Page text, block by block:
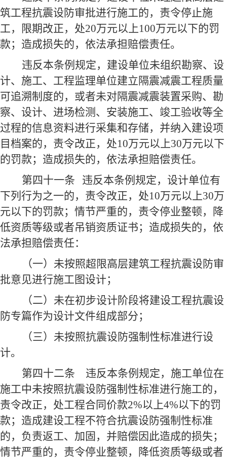
筑工程抗震设防审批进行施工的，责令停止施
工，限期改正，处20万元以上100万元以下的罚
款；造成损失的，依法承担赔偿责任。
违反本条例规定，建设单位未组织勘察、设
计、施工、工程监理单位建立隔震减震工程质量
可追溯制度的，或者未对隔震减震装置采购、勘
察、设计、进场检测、安装施工、竣工验收等全
过程的信息资料进行采集和存储，并纳入建设项
目档案的，责令改正，处10万元以上30万元以下
的罚款；造成损失的，依法承担赔偿责任。
第四十一条
违反本条例规定，设计单位有
下列行为之一的，责令改正，处10万元以上30万
元以下的罚款；情节严重的，责令停业整顿，降
低资质等级或者吊销资质证书；造成损失的，依
法承担赔偿责任：
（一）未按照超限高层建筑工程抗震设防审
批意见进行施工图设计；
（二）未在初步设计阶段将建设工程抗震设
防专篇作为设计文件组成部分；
（三）未按照抗震设防强制性标准进行设
计。
第四十二条 违反本条例规定，施工单位在
施工中未按照抗震设防强制性标准进行施工的，
责令改正，处工程合同价款2%以上4%以下的罚
款；造成建设工程不符合抗震设防强制性标准
的，负责返工、加固，并赔偿因此造成的损失；
情节严重的，责令停业整顿，降低资质等级或者